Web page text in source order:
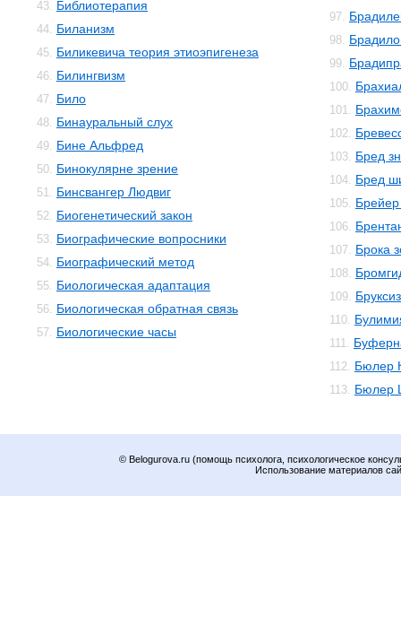
43. Библиотерапия
44. Биланизм
45. Биликевича теория этиоэпигенеза
46. Билингвизм
47. Било
48. Бинауральный слух
49. Бине Альфред
50. Бинокулярне зрение
51. Бинсвангер Людвиг
52. Биогенетический закон
53. Биографические вопросники
54. Биографический метод
55. Биологическая адаптация
56. Биологическая обратная связь
57. Биологические часы
97.
98.
99.
100.
101.
102.
103. Бред
104. Бред
105.
106.
107. Брока
108.
109.
110.
111.
112. Бюлер
113. Бюлер
© Belogurova.ru (помощь психолога, психологическое
Использование материалов